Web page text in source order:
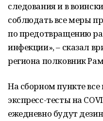
следования и в
соблюдать все меры
по предотвращению
инфекции», – сказал
региона полковник
На сборном пункте
экспресс-тесты на
ежедневно будут